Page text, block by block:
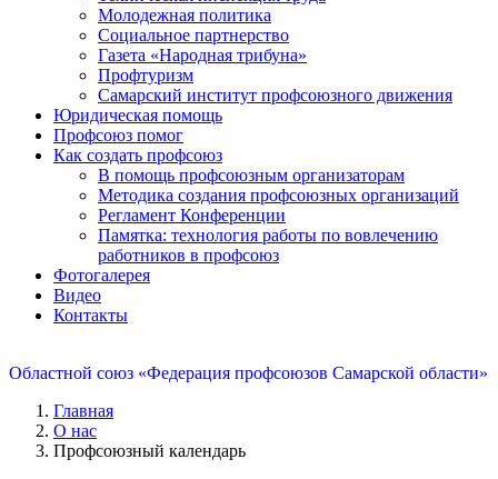
Молодежная политика
Социальное партнерство
Газета «Народная трибуна»
Профтуризм
Самарский институт профсоюзного движения
Юридическая помощь
Профсоюз помог
Как создать профсоюз
В помощь профсоюзным организаторам
Методика создания профсоюзных организаций
Регламент Конференции
Памятка: технология работы по вовлечению
работников в профсоюз
Фотогалерея
Видео
Контакты
Областной союз «Федерация профсоюзов Самарской области»
Главная
О нас
Профсоюзный календарь